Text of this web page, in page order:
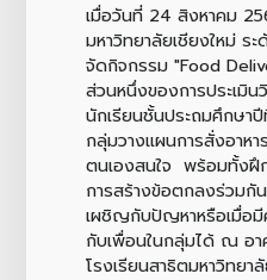
เมื่อวันที่ 24 สิงหาคม
มหาวิทยาลัยเชียงใหม่ ร
จัดกิจกรรม "Food
ส่วนหนึ่งของการประเมิ
นักเรียนชั้นประถมศึกษา
กลุ่มวางแผนการสั่งอาห
ตนเองสนใจ พร้อมทั้งฝึ
การสร้างข้อตกลงร่วมกั
เผชิญกับปัญหาหรือเมื่อ
กับเพื่อนในกลุ่มได้ ณ อา
โรงเรียนสาธิตมหาวิทยา